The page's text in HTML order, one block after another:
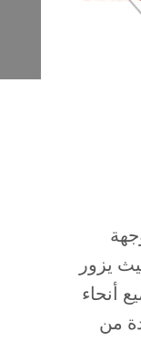
يزور
أنحاء
من